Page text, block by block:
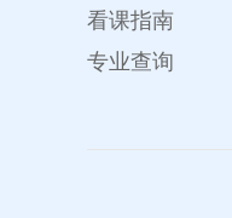
看课指南
专业查询